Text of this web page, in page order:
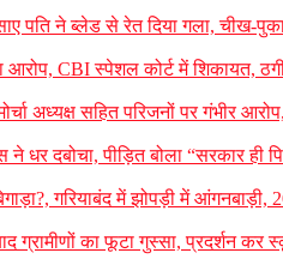
पति ने ब्लेड से रेत दिया गला, चीख-
आरोप, CBI स्पेशल कोर्ट में शिकायत,
अध्यक्ष सहित परिजनों पर गंभीर
धर दबोचा, पीड़ित बोला “सरकार ही
गरियाबंद में झोपड़ी में
ग्रामीणों का फूटा गुस्सा, प्रदर्शन कर